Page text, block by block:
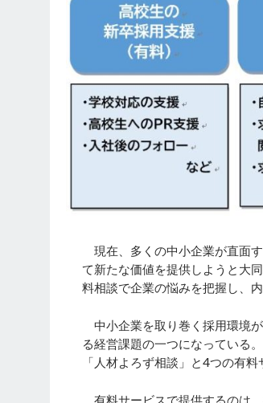
現在、多くの中小企業が直面
て新たな価値を提供しようと大
料相談で企業の悩みを把握し、
中小企業を取り巻く採用環境
る経営課題の一つになっている
「人材よろず相談」と4つの有料
有料サービスで提供するのは